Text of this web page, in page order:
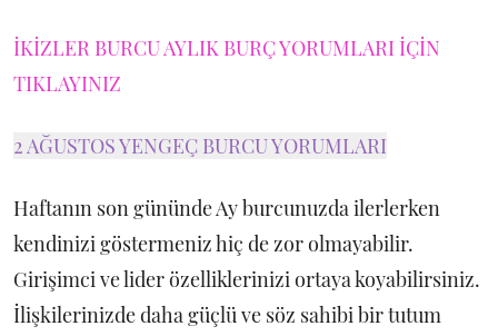
İKİZLER BURCU AYLIK BURÇ YORUMLARI İÇİN
TIKLAYINIZ
2 AĞUSTOS YENGEÇ BURCU YORUMLARI
Haftanın son gününde Ay burcunuzda ilerlerken
kendinizi göstermeniz hiç de zor olmayabilir.
Girişimci ve lider özelliklerinizi ortaya koyabilirsiniz.
İlişkilerinizde daha güçlü ve söz sahibi bir tutum